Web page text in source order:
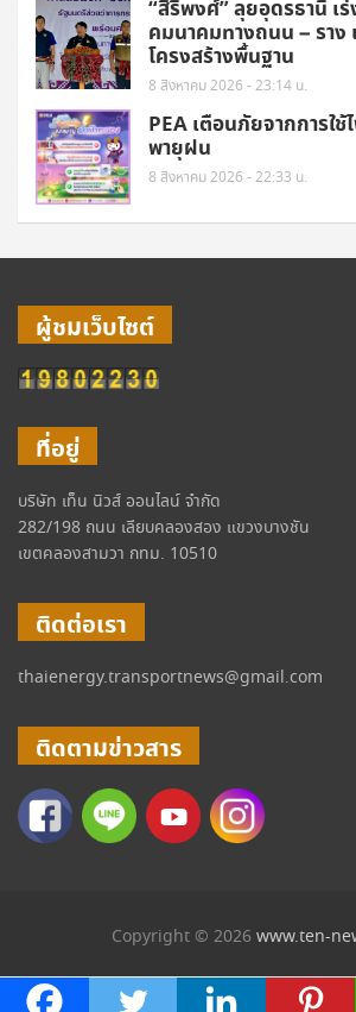
“สิริพงศ์” ลุยอุดรธานี เ
คมนาคมทางถนน – รา
โครงสร้างพื้นฐาน
8 สิงหาคม 2026 - 23:14 น.
PEA เตือนภัยจากการใ
พายุฝน
8 สิงหาคม 2026 - 22:33 น.
ผู้ชมเว็บไซต์
ที่อยู่
บริษัท เท็น นิวส์ ออนไลน์ จำกัด
282/198 ถนน เลียบคลองสอง แขวงบางชัน
เขตคลองสามวา กทม. 10510
ติดต่อเรา
thaienergy.transportnews@gmail.com
ติดตามข่าวสาร
Copyright © 2026 www.ten-